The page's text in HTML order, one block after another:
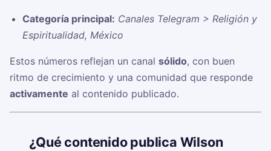
Categoría principal: Canales Telegram > Religión y
Espiritualidad, México
Estos números reflejan un canal sólido, con buen
ritmo de crecimiento y una comunidad que responde
activamente al contenido publicado.
¿Qué contenido publica Wilson